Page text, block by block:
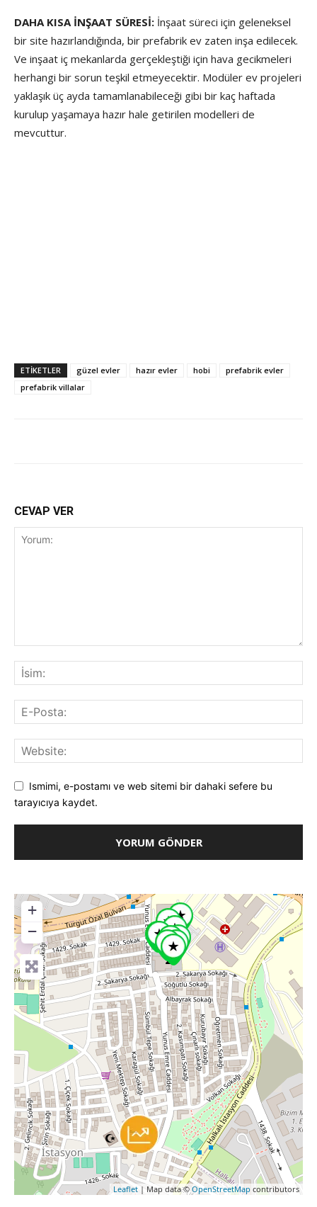
DAHA KISA İNŞAAT SÜRESİ: İnşaat süreci için geleneksel
bir site hazırlandığında, bir prefabrik ev zaten inşa edilecek.
Ve inşaat iç mekanlarda gerçekleştiği için hava gecikmeleri
herhangi bir sorun teşkil etmeyecektir. Modüler ev projeleri
yaklaşık üç ayda tamamlanabileceği gibi bir kaç haftada
kurulup yaşamaya hazır hale getirilen modelleri de
mevcuttur.
ETİKETLER güzel evler hazır evler hobi
prefabrik evler
prefabrik villalar
CEVAP VER
Ismimi, e-postamı ve web sitemi bir dahaki sefere bu
tarayıcıya kaydet.
+
−
Leaflet | Map data © OpenStreetMap contributors